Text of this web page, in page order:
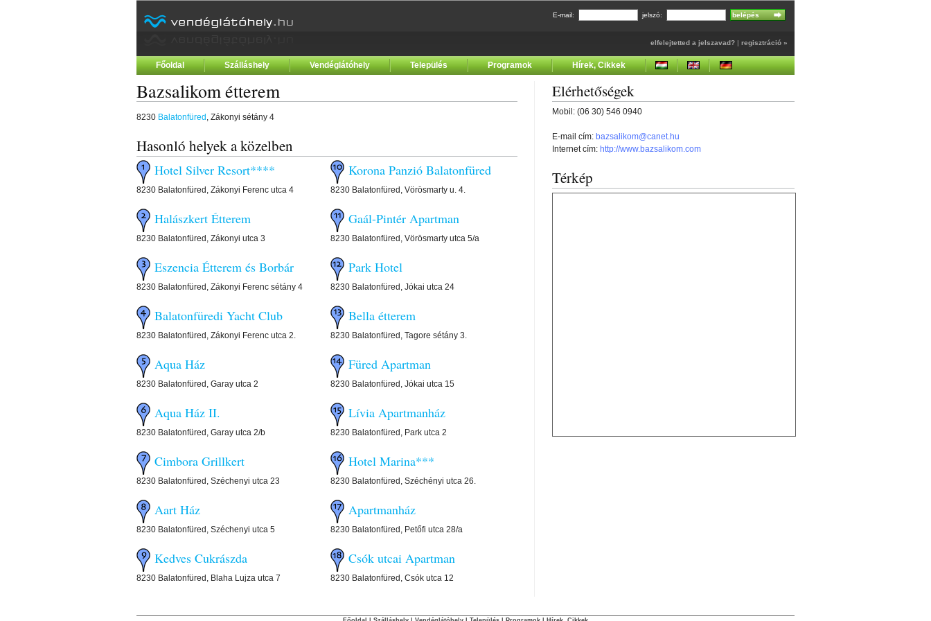
E-mail: jelszó:
elfelejtetted a jelszavad? | regisztráció »
Főoldal Szálláshely Vendéglátóhely Település Programok Hírek, Cikkek
Bazsalikom étterem
8230 Balatonfüred , Zákonyi sétány 4
Hasonló helyek a közelben
Hotel Silver Resort****
8230 Balatonfüred, Zákonyi Ferenc utca 4
Halászkert Étterem
8230 Balatonfüred, Zákonyi utca 3
Eszencia Étterem és Borbár
8230 Balatonfüred, Zákonyi Ferenc sétány 4
Balatonfüredi Yacht Club
8230 Balatonfüred, Zákonyi Ferenc utca 2.
Aqua Ház
8230 Balatonfüred, Garay utca 2
Aqua Ház II.
8230 Balatonfüred, Garay utca 2/b
Cimbora Grillkert
8230 Balatonfüred, Széchenyi utca 23
Aart Ház
8230 Balatonfüred, Széchenyi utca 5
Kedves Cukrászda
8230 Balatonfüred, Blaha Lujza utca 7
Korona Panzió Balatonfüred
8230 Balatonfüred, Vörösmarty u. 4.
Gaál-Pintér Apartman
8230 Balatonfüred, Vörösmarty utca 5/a
Park Hotel
8230 Balatonfüred, Jókai utca 24
Bella étterem
8230 Balatonfüred, Tagore sétány 3.
Füred Apartman
8230 Balatonfüred, Jókai utca 15
Lívia Apartmanház
8230 Balatonfüred, Park utca 2
Hotel Marina***
8230 Balatonfüred, Széchényi utca 26.
Apartmanház
8230 Balatonfüred, Petőfi utca 28/a
Csók utcai Apartman
8230 Balatonfüred, Csók utca 12
Elérhetőségek
Mobil: (06 30) 546 0940
E-mail cím: bazsalikom@canet.hu
Internet cím: http://www.bazsalikom.com
Térkép